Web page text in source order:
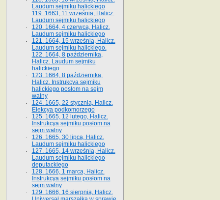
Laudum sejmiku halickiego
119. 1663, 11 września, Halicz.
Laudum sejmiku halickiego
120. 1664, 4 czerwca, Halicz.
Laudum sejmiku halickiego
121. 1664, 15 września, Halicz.
Laudum sejmiku halickiego.
122. 1664, 8 października,
Halicz. Laudum sejmiku
halickiego
123. 1664, 8 października,
Halicz. Instrukcya sejmiku
halickiego posłom na sejm
walny
124. 1665, 22 stycznia, Halicz.
Elekcya podkomorzego
125. 1665, 12 lutego, Halicz.
Instrukcya sejmiku posłom na
sejm walny
126. 1665, 30 lipca, Halicz.
Laudum sejmiku halickiego
127. 1665, 14 września, Halicz.
Laudum sejmiku halickiego
deputackiego
128. 1666, 1 marca, Halicz.
Instrukcya sejmiku posłom na
sejm walny
129. 1666, 16 sierpnia, Halicz.